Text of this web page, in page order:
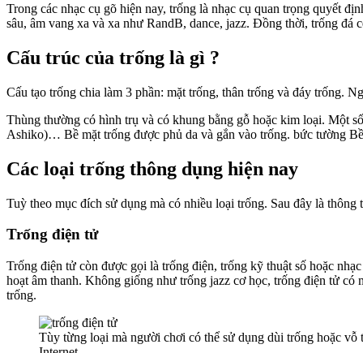
Trong các nhạc cụ gõ hiện nay, trống là nhạc cụ quan trọng quyết
sâu, âm vang xa và xa như RandB, dance, jazz. Đồng thời, trống đá
Cấu trúc của trống là gì ?
Cấu tạo trống chia làm 3 phần: mặt trống, thân trống và đáy trống.
Thùng thường có hình trụ và có khung bằng gỗ hoặc kim loại. Một
Ashiko)… Bề mặt trống được phủ da và gắn vào trống. bức tường
Các loại trống thông dụng hiện nay
Tuỳ theo mục đích sử dụng mà có nhiều loại trống. Sau đây là thông
Trống điện tử
Trống điện tử còn được gọi là trống điện, trống kỹ thuật số hoặc
hoạt âm thanh. Không giống như trống jazz cơ học, trống điện tử có
trống.
Tùy từng loại mà người chơi có thể sử dụng dùi trống hoặc vỗ